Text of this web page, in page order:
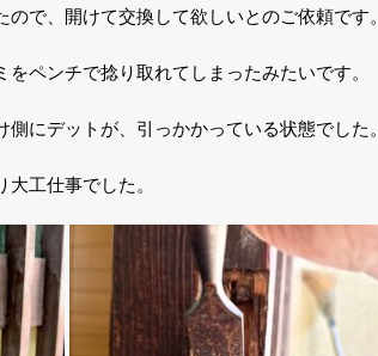
で、開けて交換して欲しいとのご依頼です。
ペンチで捻り取れてしまったみたいです。
にデットが、引っかかっている状態でした。
工仕事でした。